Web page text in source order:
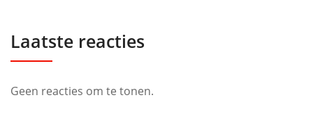
Laatste reacties
Geen reacties om te tonen.